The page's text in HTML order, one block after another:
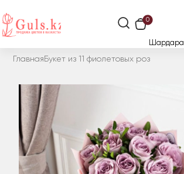
0
Шардара
Главная Букет из 11 фиолетовых роз